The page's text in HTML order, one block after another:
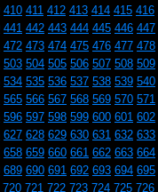
410 411 412 413 414 415 416
441 442 443 444 445 446 447
472 473 474 475 476 477 478
503 504 505 506 507 508 509
534 535 536 537 538 539 540
565 566 567 568 569 570 571
596 597 598 599 600 601 602
627 628 629 630 631 632 633
658 659 660 661 662 663 664
689 690 691 692 693 694 695
720 721 722 723 724 725 726